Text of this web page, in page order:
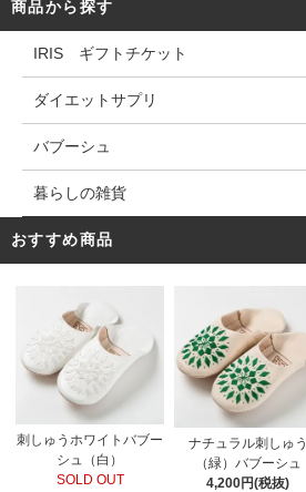
商品から探す
IRIS ギフトチケット
ダイエットサプリ
バブーシュ
暮らしの雑貨
おすすめ商品
刺しゅうホワイトバブー
シュ（白）
SOLD OUT
ナチュラル刺しゅう
（緑）バブーシュ
4,200円(税抜)